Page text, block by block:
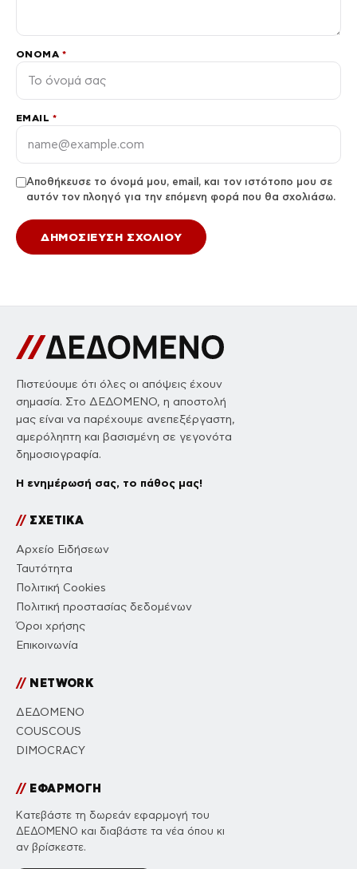
ΌΝΟΜΑ *
EMAIL *
Αποθήκευσε το όνομά μου, email, και τον ιστότοπο μου σε
αυτόν τον πλοηγό για την επόμενη φορά που θα σχολιάσω.
Πιστεύουμε ότι όλες οι απόψεις έχουν
σημασία. Στο ΔΕΔΟΜΕΝΟ, η αποστολή
μας είναι να παρέχουμε ανεπεξέργαστη,
αμερόληπτη και βασισμένη σε γεγονότα
δημοσιογραφία.
Η ενημέρωσή σας, το πάθος μας!
//ΣΧΕΤΙΚΑ
Αρχείο Ειδήσεων
Ταυτότητα
Πολιτική Cookies
Πολιτική προστασίας δεδομένων
Όροι χρήσης
Επικοινωνία
//NETWORK
ΔΕΔΟΜΕΝΟ
COUSCOUS
DIMOCRACY
//ΕΦΑΡΜΟΓΗ
Κατεβάστε τη δωρεάν εφαρμογή του
ΔΕΔΟΜΕΝΟ και διαβάστε τα νέα όπου κι
αν βρίσκεστε.